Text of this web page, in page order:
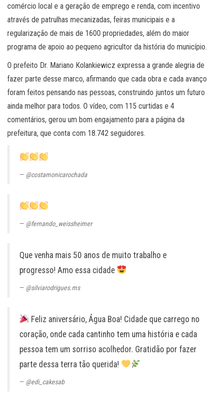
comércio local e a geração de emprego e renda, com incentivo
através de patrulhas mecanizadas, feiras municipais e a
regularização de mais de 1600 propriedades, além do maior
programa de apoio ao pequeno agricultor da história do município.
O prefeito Dr. Mariano Kolankiewicz expressa a grande alegria de
fazer parte desse marco, afirmando que cada obra e cada avanço
foram feitos pensando nas pessoas, construindo juntos um futuro
ainda melhor para todos. O vídeo, com 115 curtidas e 4
comentários, gerou um bom engajamento para a página da
prefeitura, que conta com 18.742 seguidores.
@costamonicarochada
@fernando_weissheimer
Que venha mais 50 anos de muito trabalho e
progresso! Amo essa cidade
@silviarodrigues.ms
Feliz aniversário, Água Boa! Cidade que carrego no
coração, onde cada cantinho tem uma história e cada
pessoa tem um sorriso acolhedor. Gratidão por fazer
parte dessa terra tão querida!
@edi_cakesab